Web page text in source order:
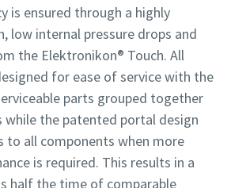
comprimido y nitrógeno para la
y bebidas.
is ensured through a highly
low internal pressure drops and
the Elektronikon® Touch. All
for ease of service with the
parts grouped together
while the patented portal design
to all components when more
is required. This results in a
half the time of comparable